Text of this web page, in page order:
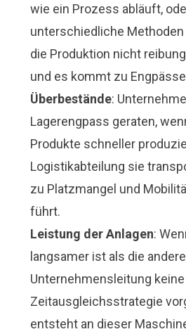
wie ein Prozess abläuft,
unterschiedliche Methoden
die Produktion nicht
und es kommt zu
Überbestände:
Lagerengpass geraten,
Produkte schneller
Logistikabteilung sie
zu Platzmangel und
führt.
Leistung der Anlagen:
langsamer ist als die
Unternehmensleitung keine
Zeitausgleichsstrategie
entsteht an dieser